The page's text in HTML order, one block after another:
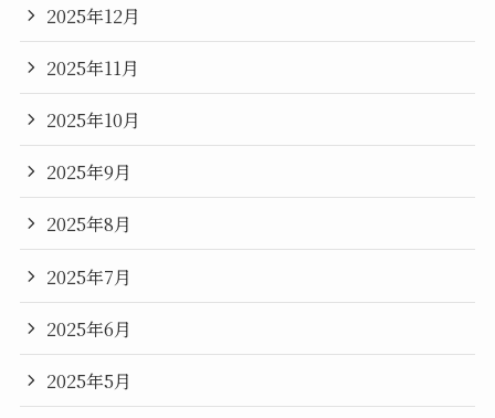
2025年12月
2025年11月
2025年10月
2025年9月
2025年8月
2025年7月
2025年6月
2025年5月